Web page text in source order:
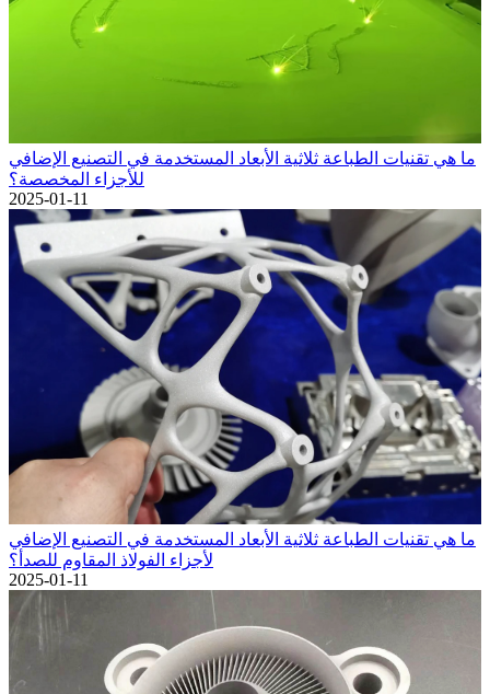
ما هي تقنيات الطباعة ثلاثية الأبعاد المستخدمة في التصنيع الإضافي
للأجزاء المخصصة؟
2025-01-11
ما هي تقنيات الطباعة ثلاثية الأبعاد المستخدمة في التصنيع الإضافي
لأجزاء الفولاذ المقاوم للصدأ؟
2025-01-11